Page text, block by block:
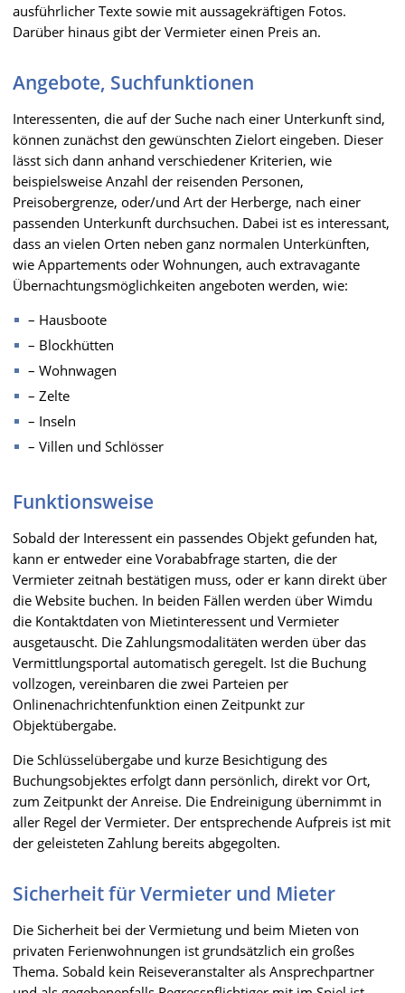
ausführlicher Texte sowie mit aussagekräftigen Fotos.
Darüber hinaus gibt der Vermieter einen Preis an.
Angebote, Suchfunktionen
Interessenten, die auf der Suche nach einer Unterkunft sind,
können zunächst den gewünschten Zielort eingeben. Dieser
lässt sich dann anhand verschiedener Kriterien, wie
beispielsweise Anzahl der reisenden Personen,
Preisobergrenze, oder/und Art der Herberge, nach einer
passenden Unterkunft durchsuchen. Dabei ist es interessant,
dass an vielen Orten neben ganz normalen Unterkünften,
wie Appartements oder Wohnungen, auch extravagante
Übernachtungsmöglichkeiten angeboten werden, wie:
– Hausboote
– Blockhütten
– Wohnwagen
– Zelte
– Inseln
– Villen und Schlösser
Funktionsweise
Sobald der Interessent ein passendes Objekt gefunden hat,
kann er entweder eine Vorababfrage starten, die der
Vermieter zeitnah bestätigen muss, oder er kann direkt über
die Website buchen. In beiden Fällen werden über Wimdu
die Kontaktdaten von Mietinteressent und Vermieter
ausgetauscht. Die Zahlungsmodalitäten werden über das
Vermittlungsportal automatisch geregelt. Ist die Buchung
vollzogen, vereinbaren die zwei Parteien per
Onlinenachrichtenfunktion einen Zeitpunkt zur
Objektübergabe.
Die Schlüsselübergabe und kurze Besichtigung des
Buchungsobjektes erfolgt dann persönlich, direkt vor Ort,
zum Zeitpunkt der Anreise. Die Endreinigung übernimmt in
aller Regel der Vermieter. Der entsprechende Aufpreis ist mit
der geleisteten Zahlung bereits abgegolten.
Sicherheit für Vermieter und Mieter
Die Sicherheit bei der Vermietung und beim Mieten von
privaten Ferienwohnungen ist grundsätzlich ein großes
Thema. Sobald kein Reiseveranstalter als Ansprechpartner